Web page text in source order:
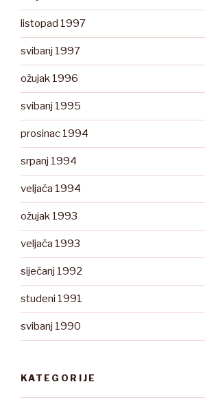
listopad 1997
svibanj 1997
ožujak 1996
svibanj 1995
prosinac 1994
srpanj 1994
veljača 1994
ožujak 1993
veljača 1993
siječanj 1992
studeni 1991
svibanj 1990
KATEGORIJE